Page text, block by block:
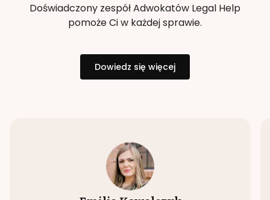
Doświadczony zespół Adwokatów Legal Help
pomoże Ci w każdej sprawie.
Dowiedz się więcej